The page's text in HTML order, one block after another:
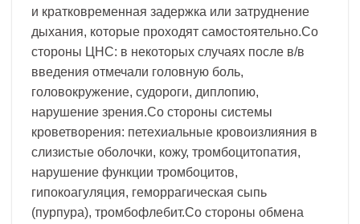
и кратковременная задержка или затруднение
дыхания, которые проходят самостоятельно.Со
стороны ЦНС: в некоторых случаях после в/в
введения отмечали головную боль,
головокружение, судороги, диплопию,
нарушение зрения.Со стороны системы
кроветворения: петехиальные кровоизлияния в
слизистые оболочки, кожу, тромбоцитопатия,
нарушение функции тромбоцитов,
гипокоагуляция, геморрагическая сыпь
(пурпура), тромбофлебит.Со стороны обмена